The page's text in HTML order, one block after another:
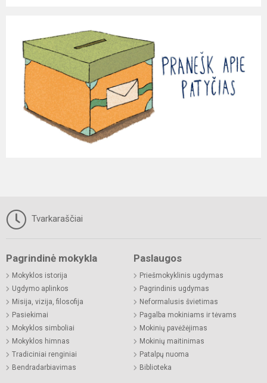
Tvarkaraščiai
Pagrindinė mokykla
Mokyklos istorija
Ugdymo aplinkos
Misija, vizija, filosofija
Pasiekimai
Mokyklos simboliai
Mokyklos himnas
Tradiciniai renginiai
Bendradarbiavimas
Paslaugos
Priešmokyklinis ugdymas
Pagrindinis ugdymas
Neformalusis švietimas
Pagalba mokiniams ir tėvams
Mokinių pavėžėjimas
Mokinių maitinimas
Patalpų nuoma
Biblioteka